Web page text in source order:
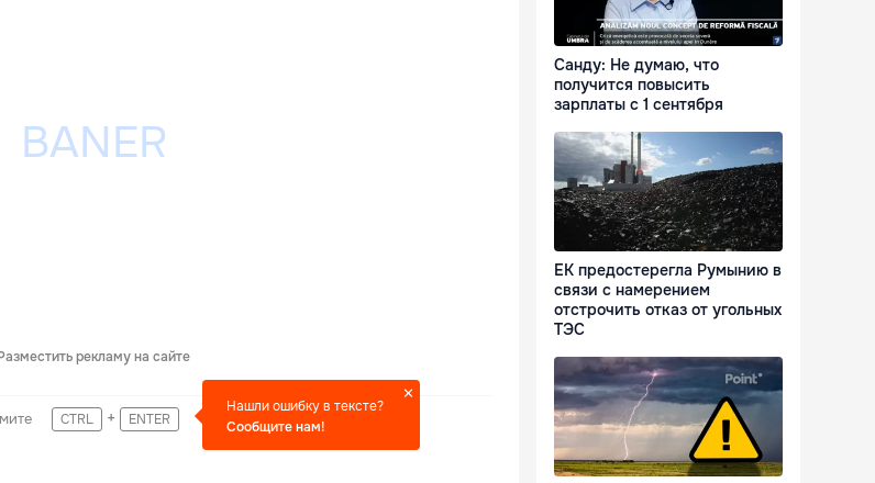
рекламу на сайте
CTRL + ENTER
Нашли ошибку в тексте?
Сообщите нам!
Санду: Не думаю, что
получится повысить
зарплаты с 1 сентября
ЕК предостерегла Румынию в
связи с намерением
отстрочить отказ от угольных
ТЭС